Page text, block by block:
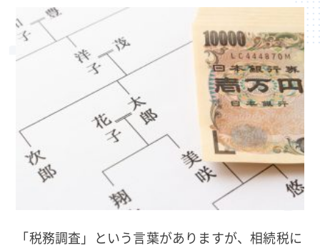
「税務調査」という言葉がありますが、相続税に